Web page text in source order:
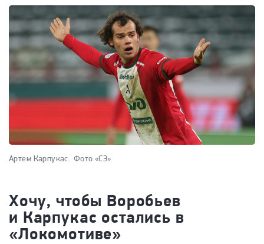
Артем Карпукас. Фото «СЭ»
Хочу, чтобы Воробьев
и Карпукас остались в
«Локомотиве»